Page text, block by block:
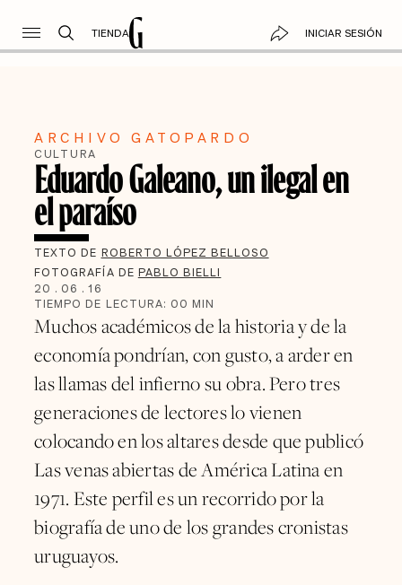
TIENDA INICIAR SESIÓN
ARCHIVO GATOPARDO
CULTURA
Eduardo Galeano, un ilegal en
el paraíso
TEXTO DE ROBERTO LÓPEZ BELLOSO
FOTOGRAFÍA DE PABLO BIELLI
20 . 06 . 16
TIEMPO DE LECTURA: 00 MIN
Muchos académicos de la historia y de la
economía pondrían, con gusto, a arder en
las llamas del infierno su obra. Pero tres
generaciones de lectores lo vienen
colocando en los altares desde que publicó
Las venas abiertas de América Latina en
1971. Este perfil es un recorrido por la
biografía de uno de los grandes cronistas
uruguayos.